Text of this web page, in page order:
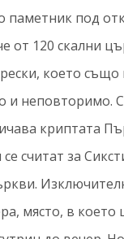
паметник под
от 120 скални
което също
и неповторимо.
криптата
считат за
място, в